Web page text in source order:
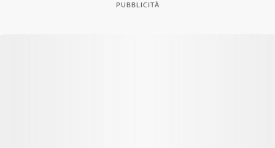
PUBBLICITÀ